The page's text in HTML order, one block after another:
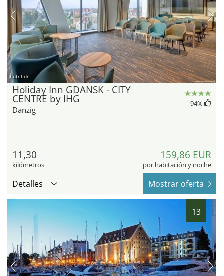
hotel.de
Holiday Inn GDANSK - CITY
CENTRE by IHG
Danzig
94%
11,30
kilómetros
159,86 EUR
por habitación y noche
Detalles Mostrar oferta
13